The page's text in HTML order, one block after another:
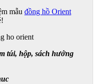
mẫu đồng hồ Orient
túi, hộp, sách hướng